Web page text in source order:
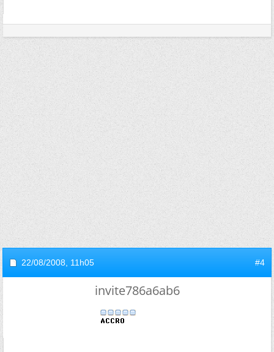
22/08/2008, 11h05 #4
invite786a6ab6